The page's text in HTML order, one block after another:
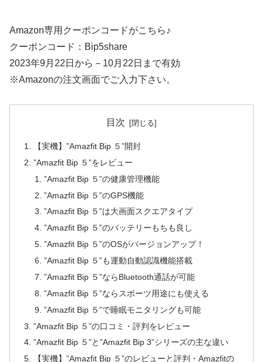
Amazon専用クーポンコードがこちら♪
クーポンコード：Bip5share
2023年9月22日から－10月22日まで有効
※Amazonの注文画面でご入力下さい。
目次
【実機】”Amazfit Bip ５”開封
”Amazfit Bip ５”をレビュー
”Amazfit Bip ５”の健康管理機能
”Amazfit Bip ５”のGPS機能
”Amazfit Bip ５”は大画面スクエアタイプ
”Amazfit Bip ５”のバッテリーもちも良し
”Amazfit Bip ５”のOSがバージョンアップ！
”Amazfit Bip ５”も運動自動認識機能搭載
”Amazfit Bip ５”ならBluetooth通話が可能
”Amazfit Bip ５”ならスポーツ用途にも使える
”Amazfit Bip ５”で睡眠モニタリングも可能
”Amazfit Bip ５”の口コミ・評判をレビュー
”Amazfit Bip ５”と”Amazfit Bip 3”シリーズの主な違い
【実機】”Amazfit Bip ５”のレビューと評判・Amazfitの